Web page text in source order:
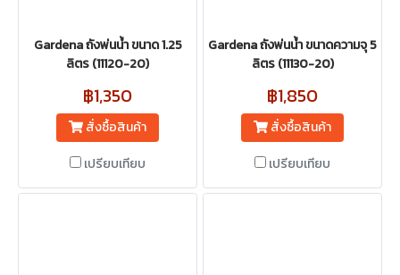
Gardena ถังพ่นน้ำ ขนาด 1.25
ลิตร (11120-20)
฿1,350
สั่งซื้อสินค้า
เปรียบเทียบ
Gardena ถังพ่นน้ำ ขนาดความจุ 5
ลิตร (11130-20)
฿1,850
สั่งซื้อสินค้า
เปรียบเทียบ